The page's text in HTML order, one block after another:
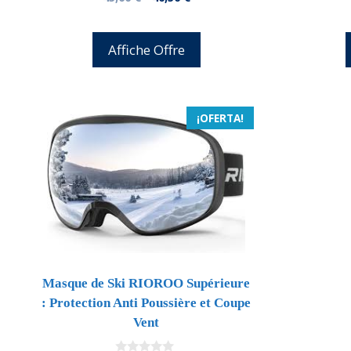
d
original
era:
actual
Affiche Offre
¡OFERTA!
Masque de Ski RIOROO Supérieure
: Protection Anti Poussière et Coupe
Vent